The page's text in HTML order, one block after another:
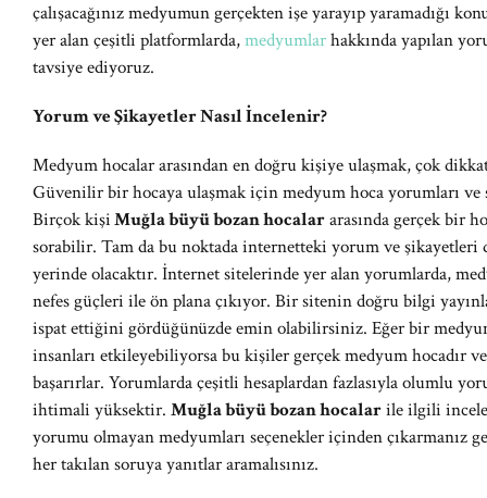
çalışacağınız medyumun gerçekten işe yarayıp yaramadığı
yer alan çeşitli platformlarda,medyumlarhakkında yapılan
tavsiye ediyoruz.
Yorum ve Şikayetler Nasıl İncelenir?
Medyum hocalar arasından en doğru kişiye ulaşmak, çok
Güvenilir bir hocaya ulaşmak için medyum hoca yorumları
Birçok kişiMuğla büyü bozan hocalararasında gerçek bir
sorabilir. Tam da bu noktada internetteki yorum ve şikayetleri
yerinde olacaktır. İnternet sitelerinde yer alan yorumlarda,
nefes güçleri ile ön plana çıkıyor. Bir sitenin doğru bilgi
ispat ettiğini gördüğünüzde emin olabilirsiniz. Eğer bir
insanları etkileyebiliyorsa bu kişiler gerçek medyum hocadır
başarırlar. Yorumlarda çeşitli hesaplardan fazlasıyla olumlu
ihtimali yüksektir. Muğla büyü bozan hocalarile ilgili
yorumu olmayan medyumları seçenekler içinden çıkarmanız
her takılan soruya yanıtlar aramalısınız.